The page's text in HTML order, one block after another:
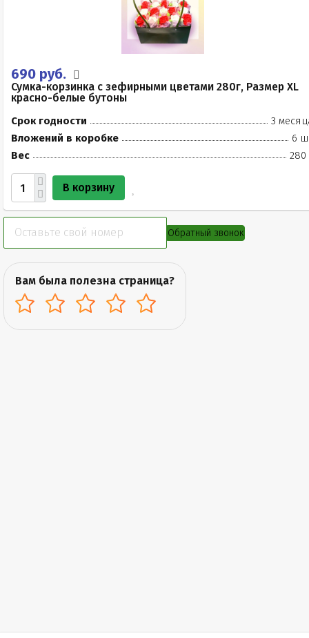
690 руб.
Сумка-корзинка с зефирными цветами 280г, Размер XL
красно-белые бутоны
Срок годности
3
Вложений в коробке
6
Вес
280
В корзину
Обратный звонок
Вам была полезна страница?